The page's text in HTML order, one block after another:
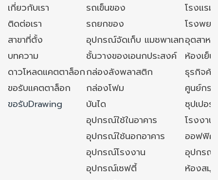
เกี่ยวกับเรา รถเข็นของ
โรงแร
ติดต่อเรา
รถยกของ
โรงพย
สาขาที่ตั้ง
อุปกรณ์จัดเก็บ แมชพาเลทอุตสาหก
บทความ
ชั้นวางของเอนกประสงค์
ห้องเย็
ดาวโหลดแคตตาล็อกกล่องลังพลาสติก
ธุรกิจค้
ขอรับแคตตาล็อก
กล่องโฟม
ศูนย์กร
ขอรับDrawing
บันได
ซุปเปอ
อุปกรณ์ใช้ในอาคาร
โรงงา
อุปกรณ์ใช้นอกอาคาร
ออฟฟิศ/
อุปกรณ์โรงงาน
อุปกรณ์
อุปกรณ์เซฟตี้
ห้องสมุ